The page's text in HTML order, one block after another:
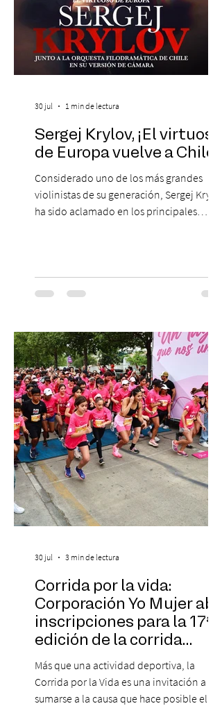
Sergej Krylov, ¡El virtuoso
de Europa vuelve a Chile!
Considerado uno de los más grandes
violinistas de su generación, Sergej Krylov
ha sido aclamado en los principales
escenario del Teatro CA660 para
protagonizar una velada extraordinaria
Las Cuatro Estaciones de Antonio Vivaldi y
Las Cuatro Estaciones Porteñas de Astor
Piazzolla. Déja
30 jul 1 min de lectura
Corrida por la vida:
Corporación Yo Mujer abre
inscripciones para la 17ª
edición de la corrida
solidaria
Más que una actividad deportiva, la
Corrida por la Vida es una invitación a
sumarse a la causa que hace posible el
30 jul 3 min de lectura